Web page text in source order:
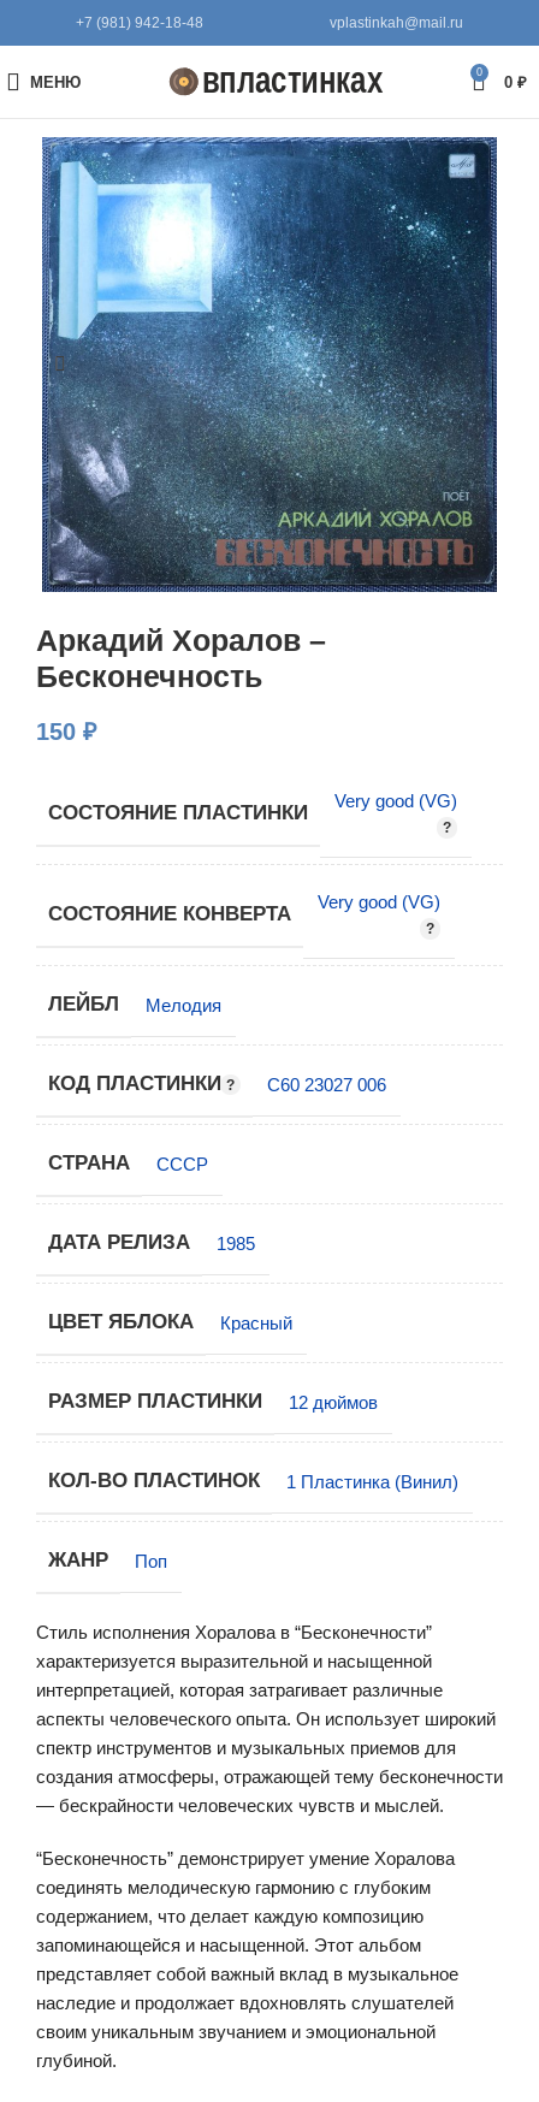
+7 (981) 942-18-48 vplastinkah@mail.ru
МЕНЮ
0
0 ₽
Аркадий Хоралов –
Бесконечность
150 ₽
СОСТОЯНИЕ ПЛАСТИНКИ
Very good (VG)
СОСТОЯНИЕ КОНВЕРТА
Very good (VG)
ЛЕЙБЛ Мелодия
КОД ПЛАСТИНКИ С60 23027 006
СТРАНА СССР
ДАТА РЕЛИЗА 1985
ЦВЕТ ЯБЛОКА Красный
РАЗМЕР ПЛАСТИНКИ 12 дюймов
КОЛ-ВО ПЛАСТИНОК 1 Пластинка (Винил)
ЖАНР Поп
Стиль исполнения Хоралова в “Бесконечности”
характеризуется выразительной и насыщенной
интерпретацией, которая затрагивает различные
аспекты человеческого опыта. Он использует широкий
спектр инструментов и музыкальных приемов для
создания атмосферы, отражающей тему бесконечности
— бескрайности человеческих чувств и мыслей.
“Бесконечность” демонстрирует умение Хоралова
соединять мелодическую гармонию с глубоким
содержанием, что делает каждую композицию
запоминающейся и насыщенной. Этот альбом
представляет собой важный вклад в музыкальное
наследие и продолжает вдохновлять слушателей
своим уникальным звучанием и эмоциональной
глубиной.